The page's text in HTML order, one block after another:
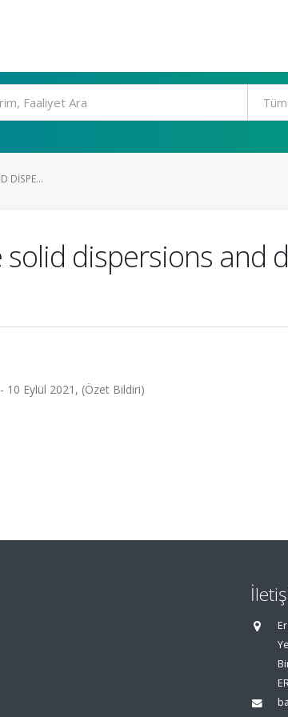
DISPE...
dispersions and
10 Eylül 2021, (Özet Bildiri)